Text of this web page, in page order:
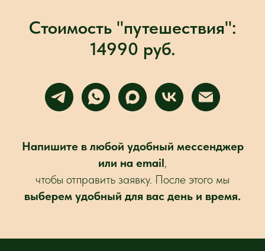
Стоимость "путешествия":
14990 руб.
Напишите в любой удобный мессенджер
или на email,
чтобы отправить заявку. После этого мы
выберем удобный для вас день и время.